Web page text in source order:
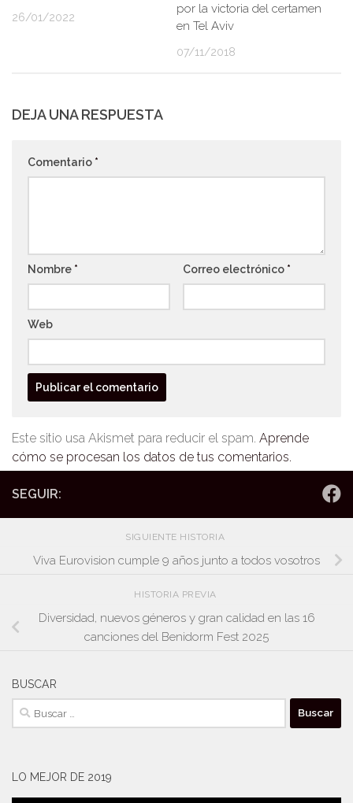
26/01/2022
por la victoria del certamen
en Tel Aviv
07/11/2018
DEJA UNA RESPUESTA
Comentario *
Nombre * Correo electrónico *
Web
Este sitio usa Akismet para reducir el spam. Aprende
cómo se procesan los datos de tus comentarios.
SEGUIR:
SIGUIENTE HISTORIA
Viva Eurovision cumple 9 años junto a todos vosotros
HISTORIA PREVIA
Diversidad, nuevos géneros y gran calidad en las 16
canciones del Benidorm Fest 2025
BUSCAR
Buscar:
LO MEJOR DE 2019